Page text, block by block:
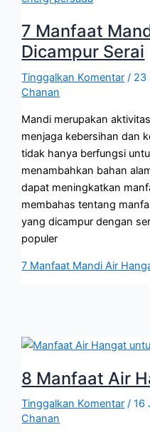
7 Manfaat
Dicampur Serai
Tinggalkan Komentar / 23
Chanan
Mandi merupakan
menjaga kebersihan dan
tidak hanya berfungsi
menambahkan bahan
dapat meningkatkan
membahas tentang
yang dicampur dengan
populer
7 Manfaat Mandi Air
8 Manfaat Air
Tinggalkan Komentar /16
Chanan